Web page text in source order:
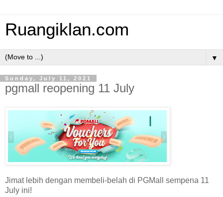
Ruangiklan.com
▼
Sunday, July 11, 2021
pgmall reopening 11 July
Jimat lebih dengan membeli-belah di PGMall sempena 11
July ini!